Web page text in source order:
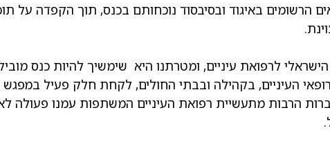
הרשומים באיגוד ובסיבסוד נוכחותם בכנס, תוך הקפדה על
לרפואת עיניים, ומטרתנו היא שימשיך להיות כנס
העיניים, בקהילה ובבתי החולים, לקחת חלק פעיל
הרבות מתעשיית רפואת העיניים המשתפות עמנו פעולה